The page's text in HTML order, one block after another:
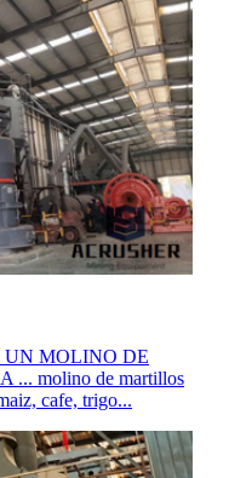
UN MOLINO DE
molino de martillos
cafe, trigo...